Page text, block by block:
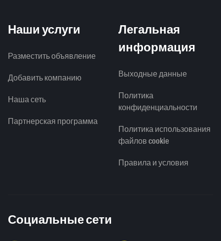
Наши услуги
Разместить объявление
Добавить компанию
Наша сеть
Партнерская программа
Легальная
информация
Выходные данные
Политика
конфиденциальности
Политика использования
файлов cookie
Правила и условия
Социальные сети